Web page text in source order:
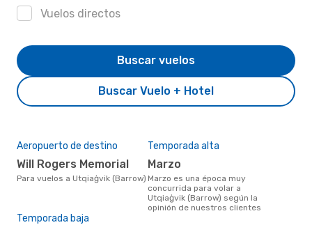
Vuelos directos
Buscar Vuelo + Hotel
Buscar vuelos
Aeropuerto de destino
Will Rogers Memorial
Para vuelos a Utqiaġvik (Barrow)
Temporada alta
marzo
marzo es una época muy
concurrida para volar a
Utqiaġvik (Barrow) según la
opinión de nuestros clientes
Temporada baja